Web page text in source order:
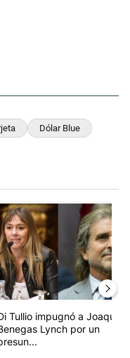
Dólar Blue
""Si no está de acuerdo
artículo de tendencia
Tullio impugnó a Joaquín
Lynch por un